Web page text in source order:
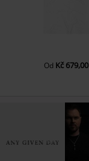
Od Kč 679,00